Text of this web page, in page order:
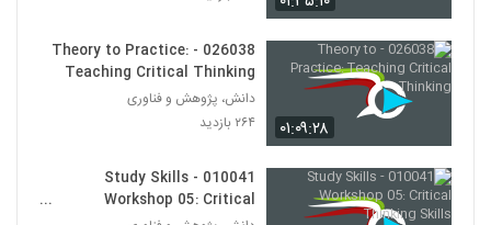
118
028128 - نظریه شبکه (Network Theory)
۵۵۸ بازدید
028129 - نظریه شبکه (Network Theory)
۶۲۹ بازدید
028130 - نظریه شبکه (Network Theory)
۰۱:۰۹:۲۸
026038 - Theory to Practice:
Teaching Critical Thinking
دانش، پژوهش و فناوری
۲۶۴ بازدید
010041 - Study Skills
Workshop 05: Critical